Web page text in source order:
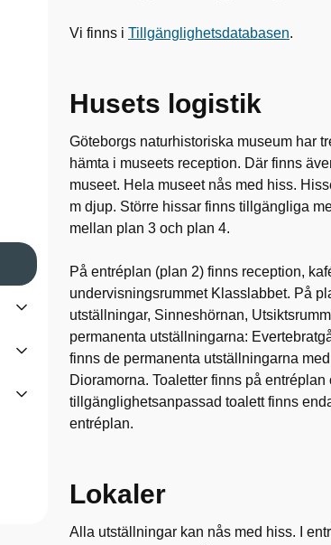
Vi finns i Tillgänglighetsdatabasen.
Husets logistik
Göteborgs naturhistoriska museum har
hämta i museets reception. Där finns
museet. Hela museet nås med hiss.
m djup. Större hissar finns tillgängliga
mellan plan 3 och plan 4.
På entréplan (plan 2) finns reception,
undervisningsrummet Klasslabbet. På
utställningar, Sinneshörnan,
permanenta utställningarna:
finns de permanenta utställningarna
Dioramorna. Toaletter finns på
tillgänglighetsanpassad toalett finns
entréplan.
Lokaler
Alla utställningar kan nås med hiss. I